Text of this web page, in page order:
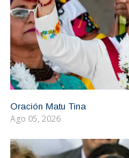
Oración Matu Tina
Ago 05, 2026